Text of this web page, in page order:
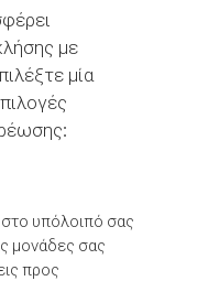
με
μία
υπόλοιπό σας
μονάδες σας
προς